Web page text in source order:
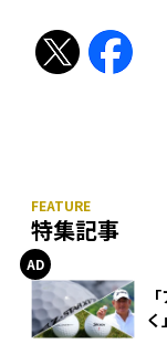
特集記事